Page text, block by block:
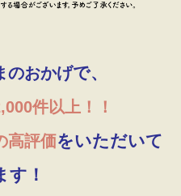
のおかげで、
件以上！！
高評価をいただいて
す！